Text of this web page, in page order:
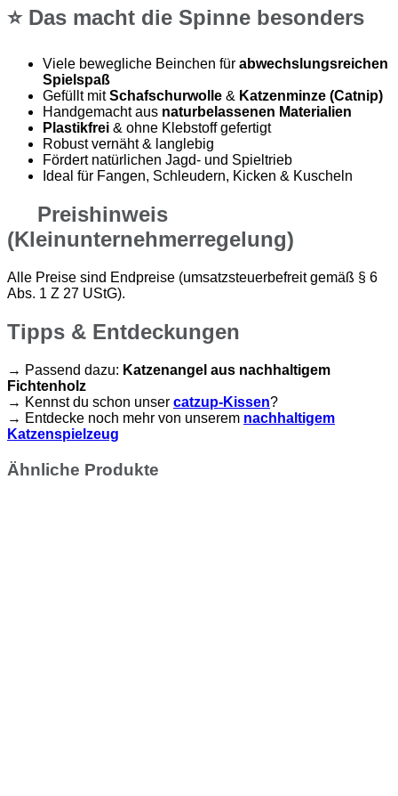
⭐ Das macht die Spinne besonders
Viele bewegliche Beinchen für abwechslungsreichen
Spielspaß
Gefüllt mitSchafschurwolle & Katzenminze (Catnip)
Handgemacht aus naturbelassenen Materialien
Plastikfrei & ohne Klebstoff gefertigt
Robust vernäht & langlebig
Fördert natürlichen Jagd- und Spieltrieb
Ideal für Fangen, Schleudern, Kicken & Kuscheln
Preishinweis
(Kleinunternehmerregelung)
Alle Preise sind Endpreise (umsatzsteuerbefreit gemäß § 6
Abs. 1 Z 27 UStG).
Tipps & Entdeckungen
→ Passend dazu: Katzenangel aus nachhaltigem
Fichtenholz
→ Kennst du schon unser catzup-Kissen?
→ Entdecke noch mehr von unserem nachhaltigem
Katzenspielzeug
Ähnliche Produkte